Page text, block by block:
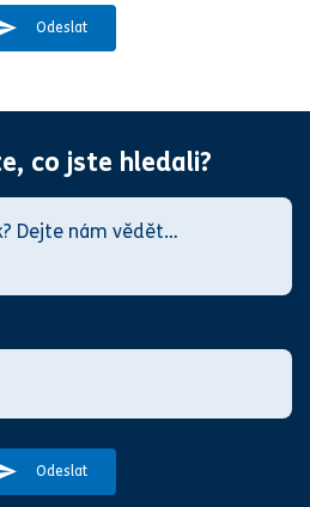
Odeslat
co jste hledali?
Odeslat